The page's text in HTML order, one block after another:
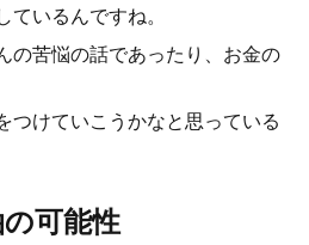
ているんですね。
の苦悩の話であったり、お金の
つけていこうかなと思っている
可能性